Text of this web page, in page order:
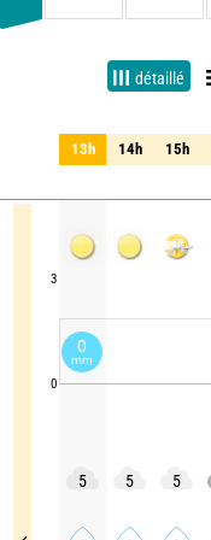
détaillé
3
0
13h 14h 15h
13h 14h 15h
5 5 5
0
mm